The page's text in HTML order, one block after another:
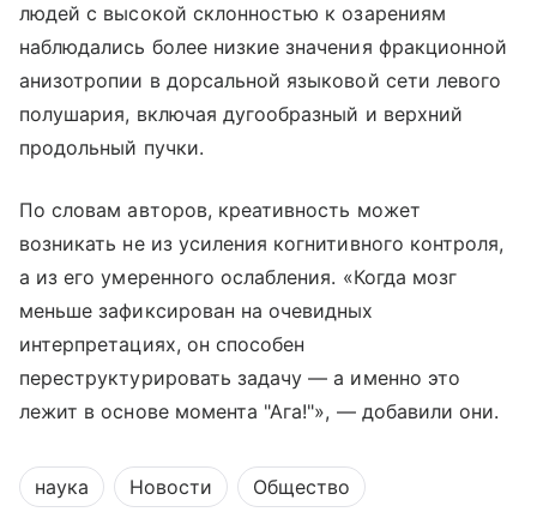
людей с высокой склонностью к озарениям
наблюдались более низкие значения фракционной
анизотропии в дорсальной языковой сети левого
полушария, включая дугообразный и верхний
продольный пучки.
По словам авторов, креативность может
возникать не из усиления когнитивного контроля,
а из его умеренного ослабления. «Когда мозг
меньше зафиксирован на очевидных
интерпретациях, он способен
переструктурировать задачу — а именно это
лежит в основе момента "Ага!"», — добавили они.
наука Новости Общество